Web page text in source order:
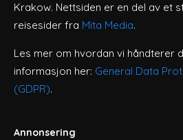
Krakow. Nettsiden er en del av et
reisesider fra Mita Media.
Les mer om hvordan vi håndterer
informasjon her: General Data
(GDPR).
Annonsering